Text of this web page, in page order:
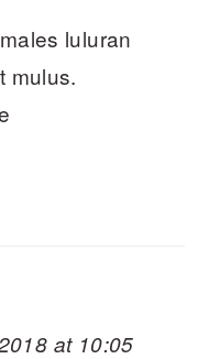
luluran
mulus.
at 10:05